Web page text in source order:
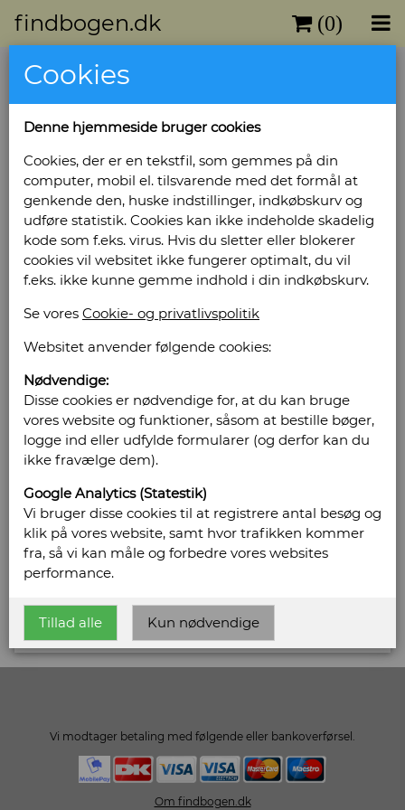
findbogen.dk (0)
Chevrolet 1955-1957
Forlag: Haynes - Antal bind: 1 - Antal sider: 63 -
Indbinding: Hardback med smudsomslag. -
Tilstand: Eksemplar med enkelte brugsspor. -
Bog ID: 188
Full-color coverage of all '55', '56', and '57'
Chevys.
Pris: Kr. 170,00
Læg i kurv
Sælges af: Gammelhavn
Antikvariat
Damhaven 1b
7100 Vejle
Telefonnr: 42950716
CVR/SE: 43176110
Email:gammelhavnsantikvariat@gmail.com
Vis alle bøger fra Gammelhavn Antikvariat
Vi modtager betaling med følgende eller bankoverførsel.
Om findbogen.dk
Cookies
Denne hjemmeside bruger cookies
Cookies, der er en tekstfil, som gemmes på din
computer, mobil el. tilsvarende med det formål at
genkende den, huske indstillinger, indkøbskurv og
udføre statistik. Cookies kan ikke indeholde skadelig
kode som f.eks. virus. Hvis du sletter eller blokerer
cookies vil websitet ikke fungerer optimalt, du vil
f.eks. ikke kunne gemme indhold i din indkøbskurv.
Se vores Cookie- og privatlivspolitik
Websitet anvender følgende cookies:
Nødvendige:
Disse cookies er nødvendige for, at du kan bruge
vores website og funktioner, såsom at bestille bøger,
logge ind eller udfylde formularer (og derfor kan du
ikke fravælge dem).
Google Analytics (Statestik)
Vi bruger disse cookies til at registrere antal besøg og
klik på vores website, samt hvor trafikken kommer
fra, så vi kan måle og forbedre vores websites
performance.
Tillad alle Kun nødvendige